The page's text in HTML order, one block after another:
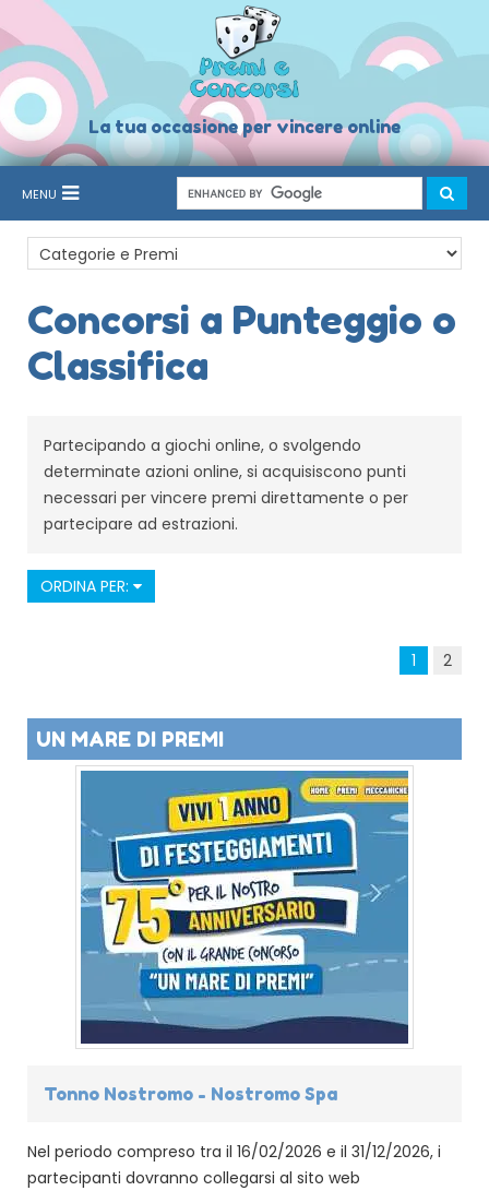
La tua occasione per vincere online
MENU
Concorsi a Punteggio o
Classifica
Partecipando a giochi online, o svolgendo
determinate azioni online, si acquisiscono punti
necessari per vincere premi direttamente o per
partecipare ad estrazioni.
ORDINA PER:
1 2
UN MARE DI PREMI
Tonno Nostromo - Nostromo Spa
Nel periodo compreso tra il 16/02/2026 e il 31/12/2026, i
partecipanti dovranno collegarsi al sito web